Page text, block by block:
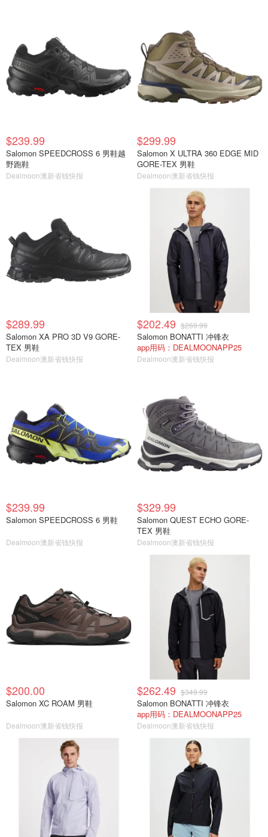
$239.99
Salomon SPEEDCROSS 6 男鞋越
野跑鞋
Dealmoon澳新省钱快报
$299.99
Salomon X ULTRA 360 EDGE MID
GORE-TEX 男鞋
Dealmoon澳新省钱快报
$289.99
Salomon XA PRO 3D V9 GORE-
TEX 男鞋
Dealmoon澳新省钱快报
$202.49 $269.99
Salomon BONATTI 冲锋衣
app用码：DEALMOONAPP25
Dealmoon澳新省钱快报
$239.99
Salomon SPEEDCROSS 6 男鞋
Dealmoon澳新省钱快报
$329.99
Salomon QUEST ECHO GORE-
TEX 男鞋
Dealmoon澳新省钱快报
$200.00
Salomon XC ROAM 男鞋
Dealmoon澳新省钱快报
$262.49 $349.99
Salomon BONATTI 冲锋衣
app用码：DEALMOONAPP25
Dealmoon澳新省钱快报